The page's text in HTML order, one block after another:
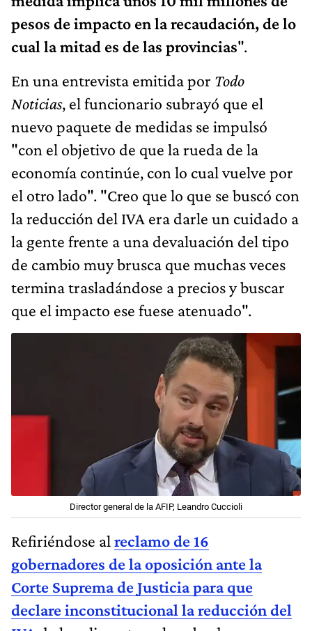
pesos de impacto en la recaudación, de lo
cual la mitad es de las provincias".
En una entrevista emitida por Todo
Noticias, el funcionario subrayó que el
nuevo paquete de medidas se impulsó
"con el objetivo de que la rueda de la
economía continúe, con lo cual vuelve por
el otro lado". "Creo que lo que se buscó con
la reducción del IVA era darle un cuidado a
la gente frente a una devaluación del tipo
de cambio muy brusca que muchas veces
termina trasladándose a precios y buscar
que el impacto ese fuese atenuado".
Director general de la AFIP, Leandro Cuccioli
Refiriéndose al reclamo de 16
gobernadores de la oposición ante la
Corte Suprema de Justicia para que
declare inconstitucional la reducción del